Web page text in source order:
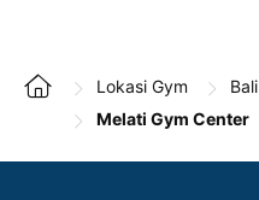
Lokasi Gym Bali
Melati Gym Center